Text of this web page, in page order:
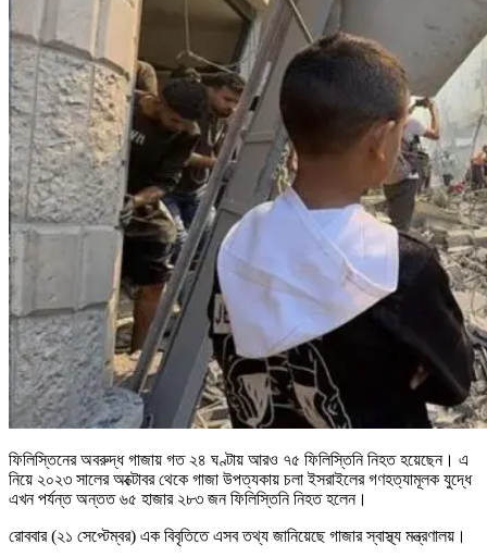
ফিলিস্তিনের অবরুদ্ধ গাজায় গত ২৪ ঘণ্টায় আরও ৭৫ ফিলিস্তিনি নিহত হয়েছেন। এ
নিয়ে ২০২৩ সালের অক্টোবর থেকে গাজা উপত্যকায় চলা ইসরাইলের গণহত্যামূলক যুদ্ধে
এখন পর্যন্ত অন্তত ৬৫ হাজার ২৮৩ জন ফিলিস্তিনি নিহত হলেন।
রোববার (২১ সেপ্টেম্বর) এক বিবৃতিতে এসব তথ্য জানিয়েছে গাজার স্বাস্থ্য মন্ত্রণালয়।